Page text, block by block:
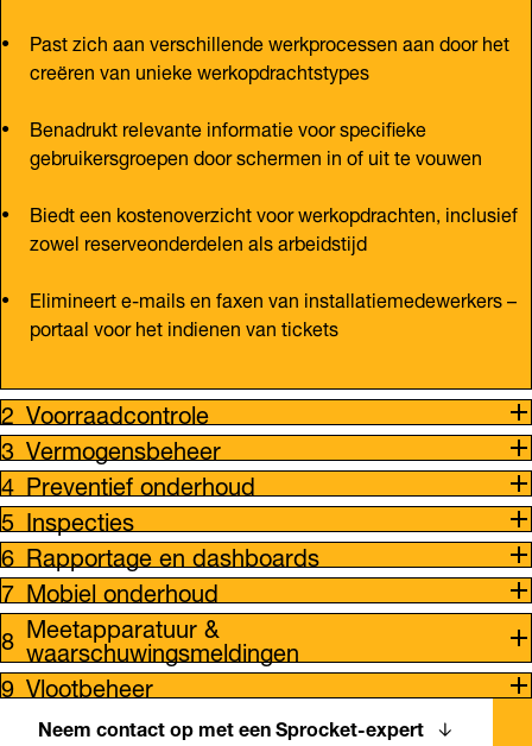
Past zich aan verschillende werkprocessen aan door het
creëren van unieke werkopdrachtstypes
Benadrukt relevante informatie voor specifieke
gebruikersgroepen door schermen in of uit te vouwen
Biedt een kostenoverzicht voor werkopdrachten, inclusief
zowel reserveonderdelen als arbeidstijd
Elimineert e-mails en faxen van installatiemedewerkers –
portaal voor het indienen van tickets
Voorraadcontrole
Vermogensbeheer
Preventief onderhoud
Inspecties
Rapportage en dashboards
Mobiel onderhoud
Meetapparatuur &
waarschuwingsmeldingen
Vlootbeheer
Neem contact op met een Sprocket-expert